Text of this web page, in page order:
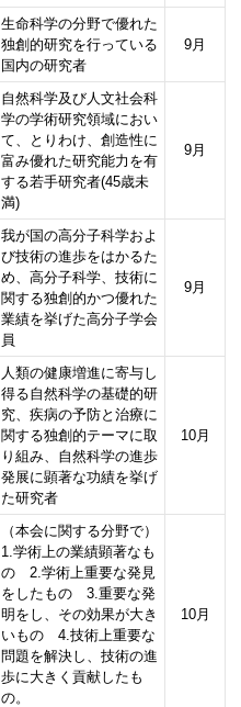
生命科学の分野で優れた
独創的研究を行っている
国内の研究者
9月
自然科学及び人文社会科
学の学術研究領域におい
て、とりわけ、創造性に
富み優れた研究能力を有
する若手研究者(45歳未
満)
9月
我が国の高分子科学およ
び技術の進歩をはかるた
め、高分子科学、技術に
関する独創的かつ優れた
業績を挙げた高分子学会
員
9月
人類の健康増進に寄与し
得る自然科学の基礎的研
究、疾病の予防と治療に
関する独創的テーマに取
り組み、自然科学の進歩
発展に顕著な功績を挙げ
た研究者
10月
（本会に関する分野で）
1.学術上の業績顕著なも
の 2.学術上重要な発見
をしたもの 3.重要な発
明をし、その効果が大き
いもの 4.技術上重要な
問題を解決し、技術の進
歩に大きく貢献したも
の。
10月